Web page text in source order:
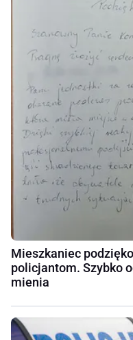
Mieszkaniec
policjantom. Szybko
mienia